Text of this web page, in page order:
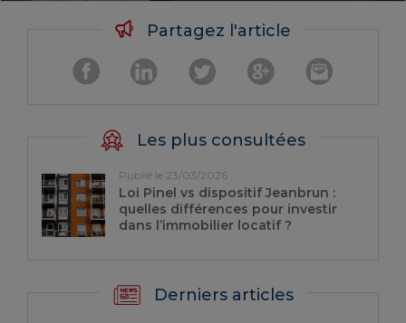
Partagez l'article
Les plus consultées
Publié le 23/03/2026
Loi Pinel vs dispositif Jeanbrun :
quelles différences pour investir
dans l’immobilier locatif ?
Derniers articles